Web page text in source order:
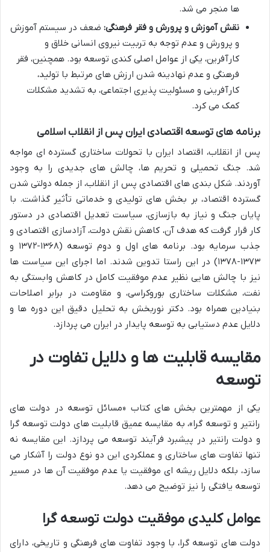
ها منجر می شد.
نقش آموزش و پرورش و فقر فرهنگی: ضعف در سیستم آموزش
و پرورش و عدم توجه به تربیت نیروی انسانی خلاق و
کارآفرین، یکی از عوامل اصلی کندی توسعه بود. همچنین، فقر
فرهنگی و عدم نهادینه شدن ارزش های مرتبط با تولید،
کارآفرینی و مسئولیت پذیری اجتماعی، به تشدید مشکلات
کمک می کرد.
برنامه های توسعه اقتصادی ایران پس از انقلاب اسلامی
پس از انقلاب، اقتصاد ایران با تحولات ساختاری گسترده ای مواجه
شد. جنگ تحمیلی و تحریم ها، چالش های جدیدی را به وجود
آوردند. شکل بندی های اقتصادی پس از انقلاب، از جمله دولتی شدن
گسترده اقتصاد، بر بخش های تولیدی و خدماتی تأثیر گذاشت. با
پایان جنگ و نیاز به بازسازی، سیاست تعدیل اقتصادی در دستور
کار قرار گرفت که هدف آن، کاهش نقش دولت، آزادسازی اقتصادی و
جذب سرمایه بود. برنامه های اول و دوم توسعه (۱۳۶۸-۱۳۷۲ و
۱۳۷۳-۱۳۷۸) در این راستا تدوین شدند. اما اجرای این سیاست ها
نیز با چالش هایی نظیر عدم موفقیت کامل در کاهش وابستگی به
نفت، مشکلات ساختاری بوروکراسی، و مقاومت در برابر اصلاحات
بنیادین همراه بود. دکتر نوربخش به تحلیل دقیق این دوره ها و
دلایل عدم دستیابی به توسعه پایدار در ایران می پردازد.
مقایسه قابلیت ها و دلایل تفاوت در
توسعه
یکی از مهمترین بخش های کتاب «مسائل توسعه در دولت های
رانتیر و توسعه گرا»، به مقایسه عمیق قابلیت های دولت توسعه گرا
و دولت رانتیر در پیشبرد فرآیند توسعه می پردازد. این مقایسه نه
تنها تفاوت های ساختاری و عملکردی این دو نوع دولت را آشکار می
سازد، بلکه دلایل ریشه ای موفقیت یا عدم موفقیت آن ها در مسیر
توسعه یافتگی را نیز توضیح می دهد.
عوامل کلیدی موفقیت دولت توسعه گرا
دولت های توسعه گرا، با وجود تفاوت های فرهنگی و تاریخی، دارای